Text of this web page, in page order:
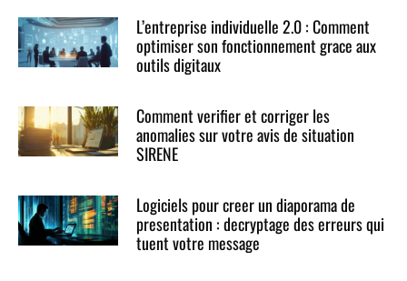
L’entreprise individuelle 2.0 : Comment
optimiser son fonctionnement grace aux
outils digitaux
Comment verifier et corriger les
anomalies sur votre avis de situation
SIRENE
Logiciels pour creer un diaporama de
presentation : decryptage des erreurs qui
tuent votre message